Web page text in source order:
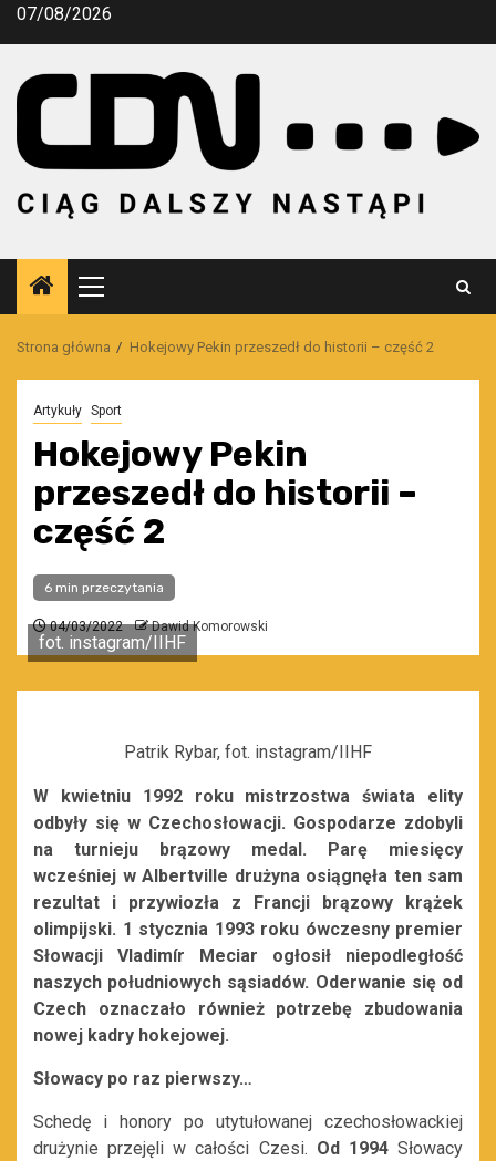
Przejdź
07/08/2026
Menu
główne
Strona główna Hokejowy Pekin przeszedł do historii – część 2
Artykuły Sport
Hokejowy Pekin
przeszedł do historii –
część 2
6 min przeczytania
04/03/2022 Dawid Komorowski
fot. instagram/IIHF
Patrik Rybar, fot. instagram/IIHF
W kwietniu 1992 roku mistrzostwa świata elity
odbyły się w Czechosłowacji. Gospodarze zdobyli
na turnieju brązowy medal. Parę miesięcy
wcześniej w Albertville drużyna osiągnęła ten sam
rezultat i przywiozła z Francji brązowy krążek
olimpijski. 1 stycznia 1993 roku ówczesny premier
Słowacji Vladimír Meciar ogłosił niepodległość
naszych południowych sąsiadów. Oderwanie się od
Czech oznaczało również potrzebę zbudowania
nowej kadry hokejowej.
Słowacy po raz pierwszy…
Schedę i honory po utytułowanej czechosłowackiej
drużynie przejęli w całości Czesi. Od 1994Słowacy